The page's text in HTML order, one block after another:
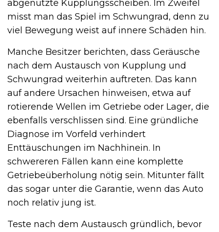
abgenutzte Kupplungsscheiben. Im Zweifel
misst man das Spiel im Schwungrad, denn zu
viel Bewegung weist auf innere Schäden hin.
Manche Besitzer berichten, dass Geräusche
nach dem Austausch von Kupplung und
Schwungrad weiterhin auftreten. Das kann
auf andere Ursachen hinweisen, etwa auf
rotierende Wellen im Getriebe oder Lager, die
ebenfalls verschlissen sind. Eine gründliche
Diagnose im Vorfeld verhindert
Enttäuschungen im Nachhinein. In
schwereren Fällen kann eine komplette
Getriebeüberholung nötig sein. Mitunter fällt
das sogar unter die Garantie, wenn das Auto
noch relativ jung ist.
Teste nach dem Austausch gründlich, bevor